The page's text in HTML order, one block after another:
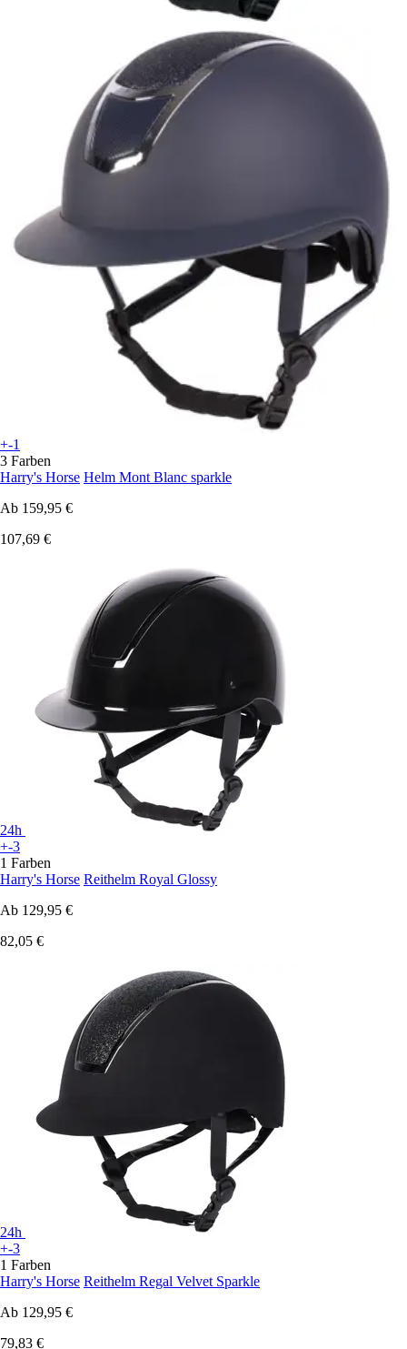
+-1
3 Farben
Harry's Horse Helm Mont Blanc sparkle
Ab 159,95 €
107,69 €
24h
+-3
1 Farben
Harry's Horse Reithelm Royal Glossy
Ab 129,95 €
82,05 €
24h
+-3
1 Farben
Harry's Horse Reithelm Regal Velvet Sparkle
Ab 129,95 €
79,83 €